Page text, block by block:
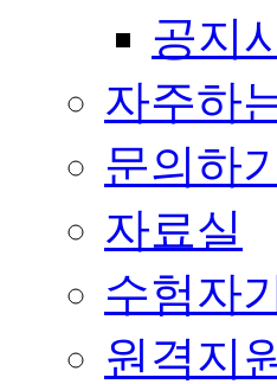
공지
자주하
문의하
자료실
수험자
원격지